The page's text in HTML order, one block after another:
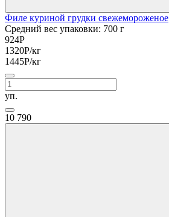
Филе куриной грудки свежемороженое
Средний вес упаковки: 700 г
924Р
1320Р/кг
1445Р/кг
уп.
10 790